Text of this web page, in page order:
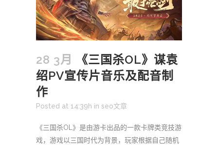
28 3月
《三国杀OL》谋袁
绍PV宣传片音乐及配音制
作
Posted at 14:39h in seo文章
《三国杀OL》是由游卡出品的一款卡牌类竞技游
戏，游戏以三国时代为背景，玩家根据自己随机